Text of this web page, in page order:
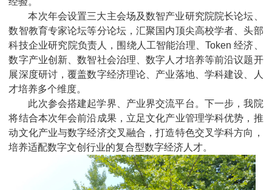
本次年会设置三大主会场及数智产业研究院院长论坛、
数智教育专家论坛等分论坛，汇聚国内顶尖高校学者、头部
科技企业研究院负责人，围绕人工智能治理、 Token 经济、
数字产业创新、数智社会治理、数字人才培养等前沿议题开
展深度研讨，覆盖数字经济理论、产业落地、学科建设、人
才培养多个维度。
此次参会搭建起学界、产业界交流平台。下一步，我院
将结合本次年会前沿成果，立足文化产业管理学科优势，推
动文化产业与数字经济交叉融合，打造特色交叉学科方向，
培养适配数字文创行业的复合型数字经济人才。